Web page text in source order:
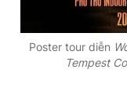
Poster tour diễn
Tempest